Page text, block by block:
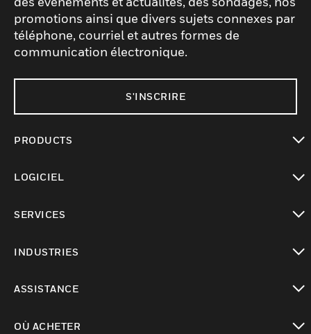
promotions ainsi que divers sujets connexes par
téléphone, courriel et autres formes de
communication électronique.
S'INSCRIRE
PRODUCTS
LOGICIEL
SERVICES
INDUSTRIES
ASSISTANCE
OÙ ACHETER